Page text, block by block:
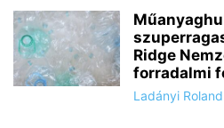
Ridge
forradalmi
Ladányi Roland